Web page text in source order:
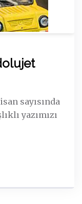
sayısında
yazımızı